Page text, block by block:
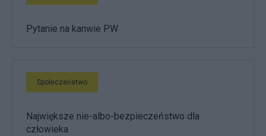
Pytanie na kanwie PW
Społeczeństwo
Największe nie-albo-bezpieczeństwo dla
człowieka